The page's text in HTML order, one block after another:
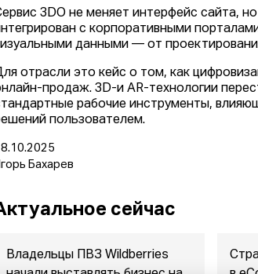
3DO не меняет интерфейс сайта,
с корпоративными
данными — от
отрасли это кейс о том, как
продаж. 3D-и AR-технологии
рабочие инструменты,
пользователем.
Бахарев
сейчас
Владельцы ПВЗ Wildberries